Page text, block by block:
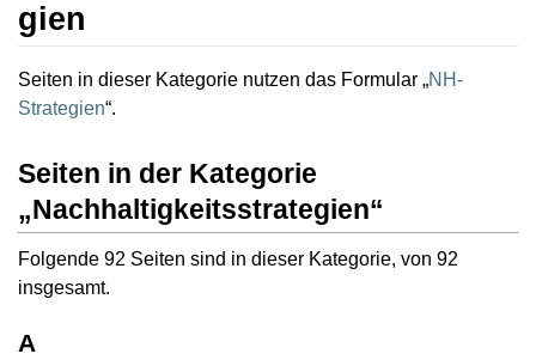
gien
Wechseln zu:Navigation,Suche
Seiten in dieser Kategorie nutzen das Formular „NH-
Strategien“.
Seiten in der Kategorie
„Nachhaltigkeitsstrategien“
Folgende 92 Seiten sind in dieser Kategorie, von 92
insgesamt.
A